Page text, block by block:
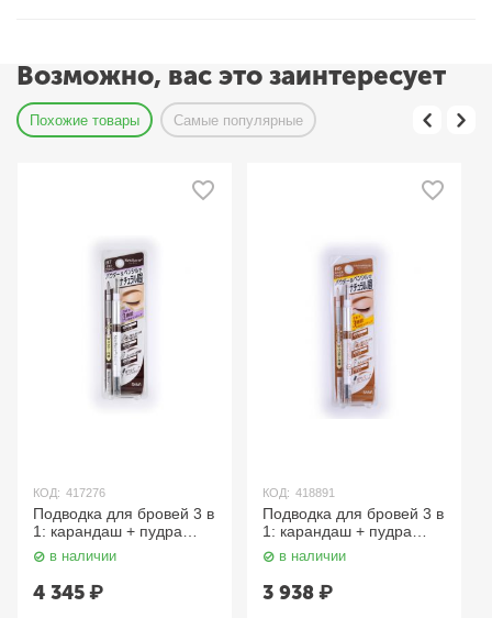
Возможно, вас это заинтересует
Похожие товары Самые популярные
КОД: 417276
Подводка для бровей 3 в
1: карандаш + пудра
+щеточка (тон B7
капучино) SANA
в наличии
4 345₽
КОД: 418891
Подводка для бровей 3 в
1: карандаш + пудра
+щеточка (тон B9
светло-коричневый)
SANA
в наличии
3 938₽